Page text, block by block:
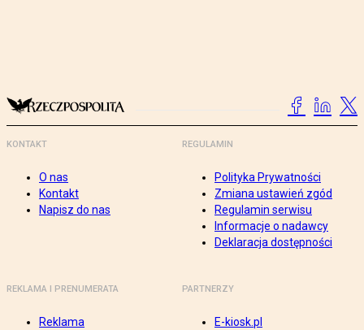
KONTAKT
O nas
Kontakt
Napisz do nas
REGULAMIN
Polityka Prywatności
Zmiana ustawień zgód
Regulamin serwisu
Informacje o nadawcy
Deklaracja dostępności
REKLAMA I PRENUMERATA
Reklama
PARTNERZY
E-kiosk.pl